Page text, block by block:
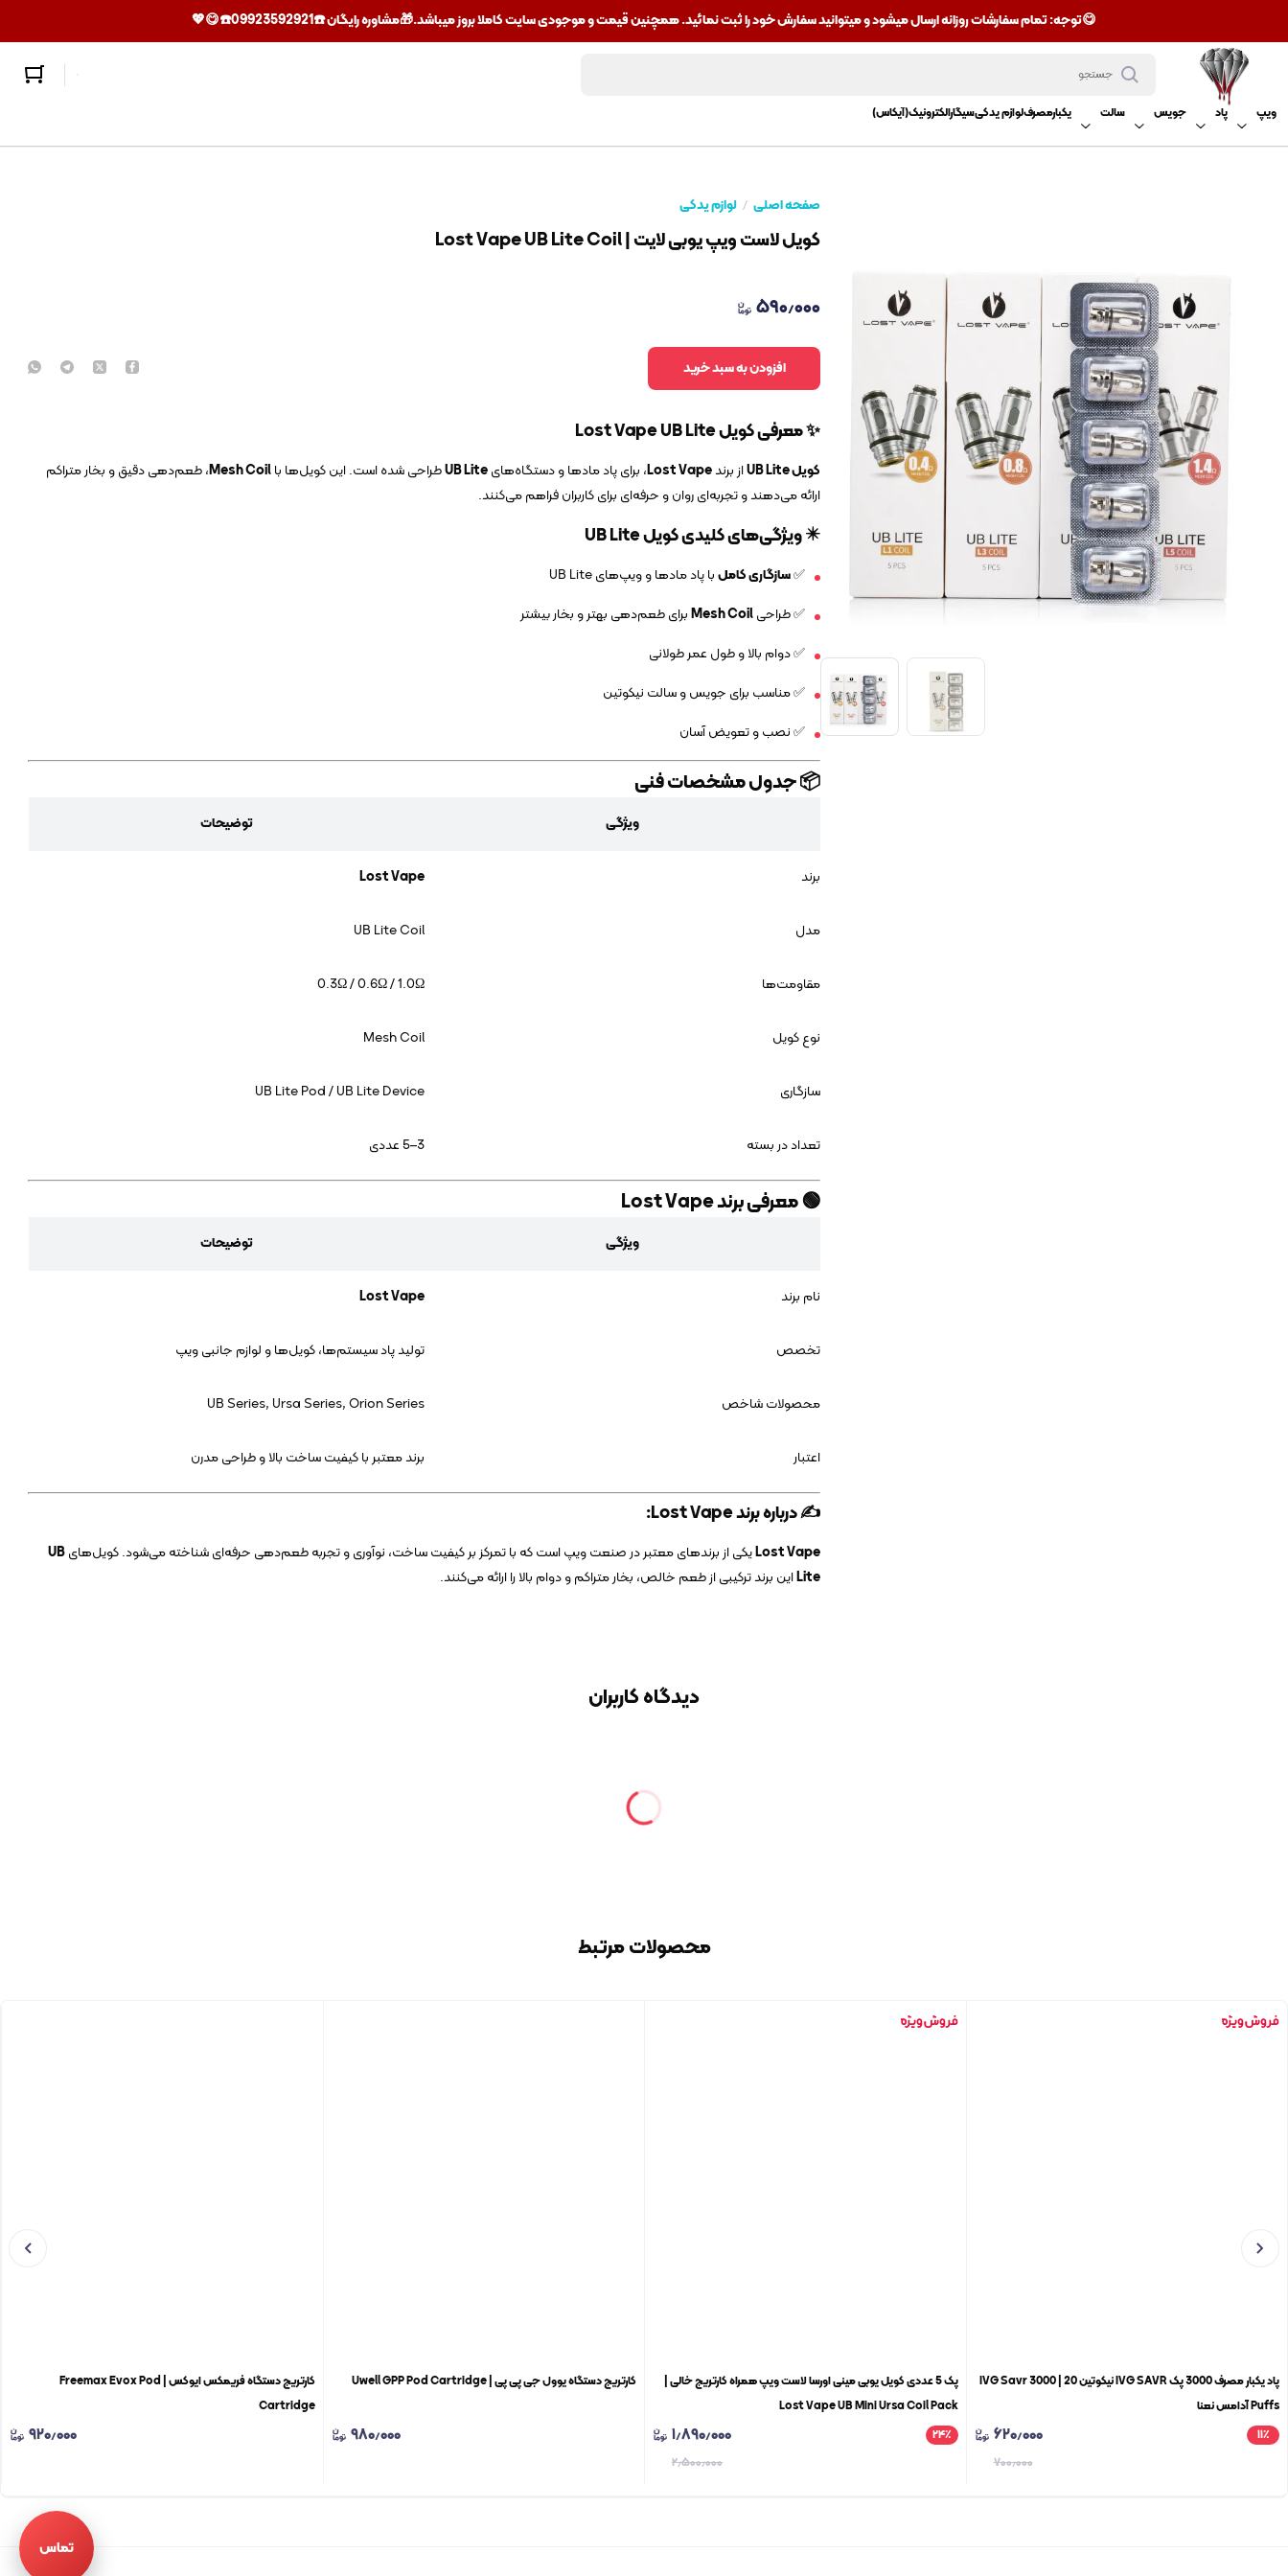
😋توجه: تمام سفارشات روزانه ارسال میشود و میتوانید سفارش خود را ثبت نمائید. همچنین قیمت و موجودی سایت کاملا بروز میباشد.🎁مشاوره رایگان ☎️09923592921☎️😋💖
ویپ پاد جویس سالت یکبارمصرفلوازم یدکیسیگارالکترونیک(آیکاس)
صفحه اصلی لوازم یدکی
کویل لاست ویپ یوبی لایت | Lost Vape UB Lite Coil
۵۹۰٫۰۰۰
افزودن به سبد خرید
✨ معرفی کویل Lost Vape UB Lite
کویل UB Lite از برندLost Vape، برای پاد مادها و دستگاه‌هایUB Liteطراحی شده است. این کویل‌ها باMesh Coil، طعم‌دهی دقیق و بخار متراکم
ارائه می‌دهند و تجربه‌ای روان و حرفه‌ای برای کاربران فراهم می‌کنند.
✴️ ویژگی‌های کلیدی کویل UB Lite
✅سازگاری کاملبا پاد مادها و ویپ‌های UB Lite
✅ طراحیMesh Coilبرای طعم‌دهی بهتر و بخار بیشتر
✅ دوام بالا و طول عمر طولانی
✅ مناسب برای جویس و سالت نیکوتین
✅ نصب و تعویض آسان
📦 جدول مشخصات فنی
ویژگی توضیحات
برند Lost Vape
مدل UB Lite Coil
مقاومت‌ها 0.3Ω / 0.6Ω / 1.0Ω
نوع کویل Mesh Coil
سازگاری UB Lite Pod / UB Lite Device
تعداد در بسته 3–5 عددی
🟢 معرفی برند Lost Vape
ویژگی توضیحات
نام برند Lost Vape
تخصص تولید پاد سیستم‌ها، کویل‌ها و لوازم جانبی ویپ
محصولات شاخص UB Series, Ursa Series, Orion Series
اعتبار برند معتبر با کیفیت ساخت بالا و طراحی مدرن
✍️ درباره برند Lost Vape:
Lost Vapeیکی از برندهای معتبر در صنعت ویپ است که با تمرکز بر کیفیت ساخت، نوآوری و تجربه طعم‌دهی حرفه‌ای شناخته می‌شود. کویل‌هایUB
Liteاین برند ترکیبی از طعم خالص، بخار متراکم و دوام بالا را ارائه می‌کنند.
دیدگاه کاربران
محصولات مرتبط
پاد یکبار مصرف 3000 پک IVG SAVR نیکوتین 20 | IVG Savr 3000
Puffs آدامس نعنا
۱۱٪ ۶۲۰٫۰۰۰
۷۰۰٫۰۰۰
پک 5 عددی کویل یوبی مینی اورسا لاست ویپ همراه کارتریج خالی |
Lost Vape UB Mini Ursa Coil Pack
۲۴٪ ۱٫۸۹۰٫۰۰۰
۲٫۵۰۰٫۰۰۰
کارتریج دستگاه یوول جی پی پی | Uwell GPP Pod Cartridge
۹۸۰٫۰۰۰
کارتریج دستگاه فریمکس ایوکس | Freemax Evox Pod
Cartridge
۹۲۰٫۰۰۰
تماس